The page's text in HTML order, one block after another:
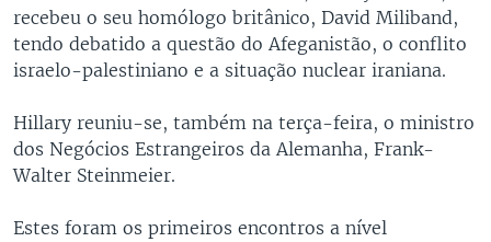
recebeu o seu homólogo britânico, David Miliband,
tendo debatido a questão do Afeganistão, o conflito
israelo-palestiniano e a situação nuclear iraniana.
Hillary reuniu-se, também na terça-feira, o ministro
dos Negócios Estrangeiros da Alemanha, Frank-
Walter Steinmeier.
Estes foram os primeiros encontros a nível